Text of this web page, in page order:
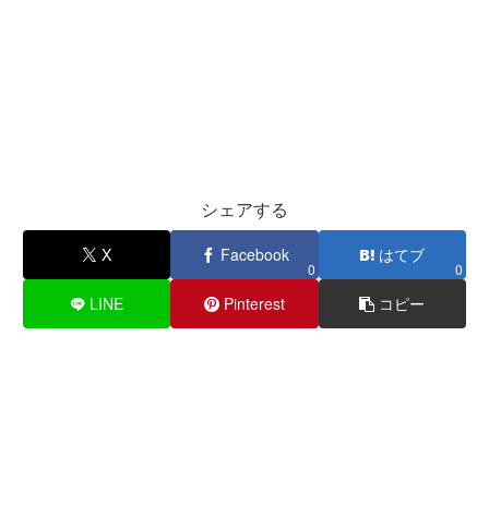
シェアする
X Facebook
0
はてブ
0
LINE Pinterest コピー